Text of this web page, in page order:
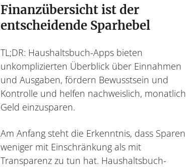
Finanzübersicht ist der
entscheidende Sparhebel
TL;DR: Haushaltsbuch-Apps bieten
unkomplizierten Überblick über Einnahmen
und Ausgaben, fördern Bewusstsein und
Kontrolle und helfen nachweislich, monatlich
Geld einzusparen.
Am Anfang steht die Erkenntnis, dass Sparen
weniger mit Einschränkung als mit
Transparenz zu tun hat. Haushaltsbuch-